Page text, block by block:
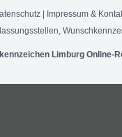
Impressum &
,
Limburg Online-